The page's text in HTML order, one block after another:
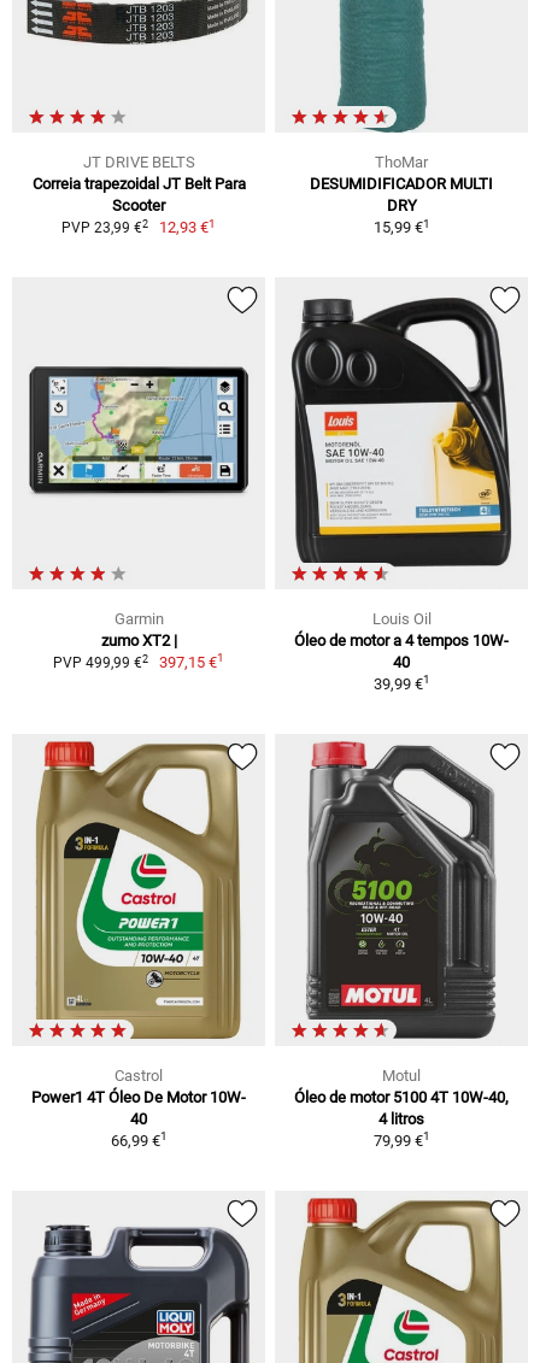
JT DRIVE BELTS
Correia trapezoidal JT Belt Para
Scooter
PVP 23,99 €2 12,93 €1
ThoMar
DESUMIDIFICADOR MULTI
DRY
15,99 €1
Garmin
zumo XT2 |
PVP 499,99 €2 397,15 €1
Louis Oil
Óleo de motor a 4 tempos 10W-
40
39,99 €1
Castrol
Power1 4T Óleo De Motor 10W-
40
66,99 €1
Motul
Óleo de motor 5100 4T 10W-40,
4 litros
79,99 €1